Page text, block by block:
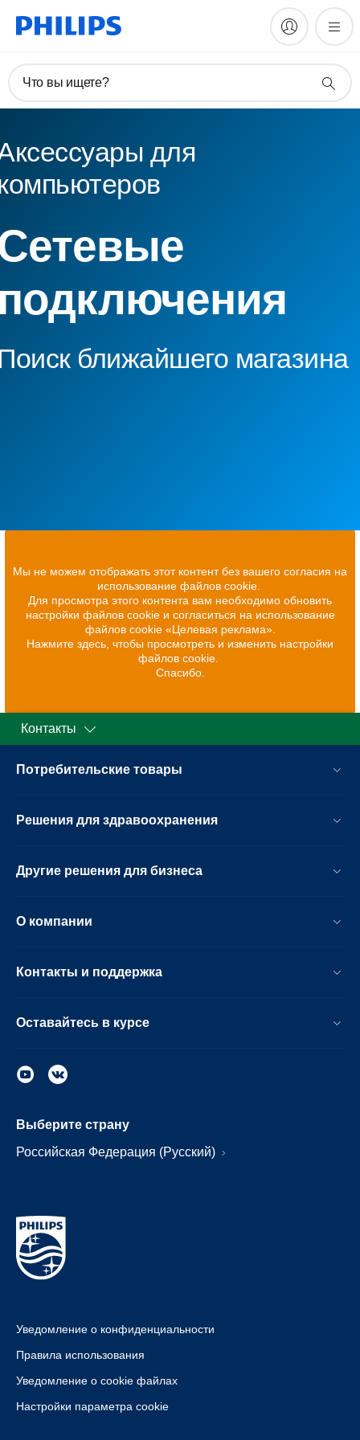
Что вы ищете?
для
ближайшего магазина
Мы не можем отображать этот контент без вашего согласия на
использование файлов cookie.
Для просмотра этого контента вам необходимо обновить
настройки файлов cookie и согласиться на использование
файлов cookie «Целевая реклама».
Нажмите здесь, чтобы просмотреть и изменить настройки
файлов cookie.
Спасибо.
Контакты
Потребительские товары
Решения для здравоохранения
Другие решения для бизнеса
О компании
Контакты и поддержка
Оставайтесь в курсе
Выберите страну
Российская Федерация (Русский)
Уведомление о конфиденциальности
Правила использования
Уведомление о cookie файлах
Настройки параметра cookie